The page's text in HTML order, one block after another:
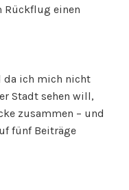
Rückflug einen
da ich mich nicht
Stadt sehen will,
zusammen – und
fünf Beiträge